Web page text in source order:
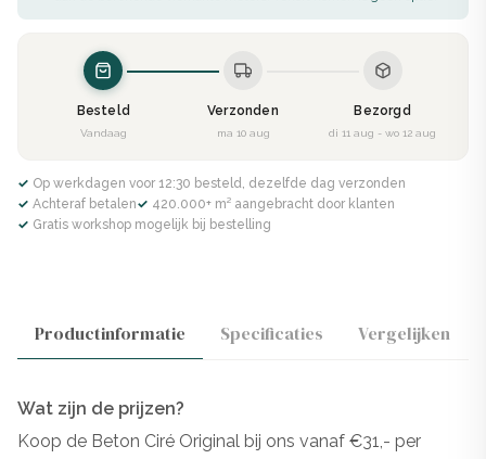
Productinformatie Specificaties Vergelijken
Wat zijn de prijzen?
Koop de Beton Ciré Original bij ons vanaf €31,- per
Besteld
Vandaag
Verzonden
ma 10 aug
Bezorgd
di 11 aug - wo 12 aug
✓ Op werkdagen voor 12:30 besteld, dezelfde dag verzonden
✓ Achteraf betalen
✓ 420.000+ m² aangebracht door klanten
✓ Gratis workshop mogelijk bij bestelling